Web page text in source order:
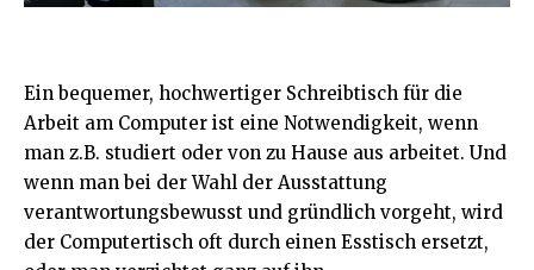
Ein bequemer, hochwertiger Schreibtisch für die
Arbeit am Computer ist eine Notwendigkeit, wenn
man z.B. studiert oder von zu Hause aus arbeitet. Und
wenn man bei der Wahl der Ausstattung
verantwortungsbewusst und gründlich vorgeht, wird
der Computertisch oft durch einen Esstisch ersetzt,